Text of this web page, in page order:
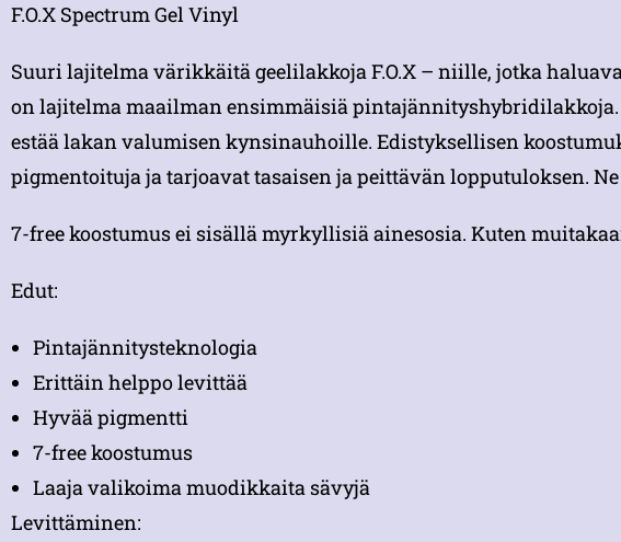
F.O.X Spectrum Gel Vinyl
Suuri lajitelma värikkäitä geelilakkoja F.O.X – niille, jotka
on lajitelma maailman ensimmäisiä
estää lakan valumisen kynsinauhoille. Edistyksellisen
pigmentoituja ja tarjoavat tasaisen ja peittävän lopputuloksen.
7-free koostumus ei sisällä myrkyllisiä ainesosia. Kuten
Edut:
Pintajännitysteknologia
Erittäin helppo levittää
Hyvää pigmentti
7-free koostumus
Laaja valikoima muodikkaita sävyjä
Levittäminen: